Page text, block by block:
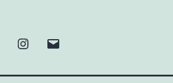
FacebookInstagram